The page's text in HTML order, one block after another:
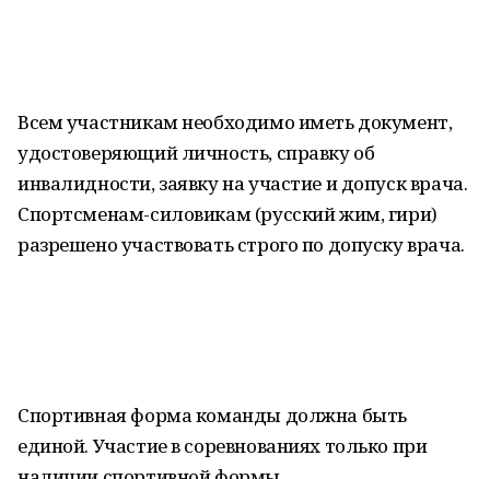
Всем участникам необходимо иметь документ,
удостоверяющий личность, справку об
инвалидности, заявку на участие и допуск врача.
Спортсменам-силовикам (русский жим, гири)
разрешено участвовать строго по допуску врача.
Спортивная форма команды должна быть
единой. Участие в соревнованиях только при